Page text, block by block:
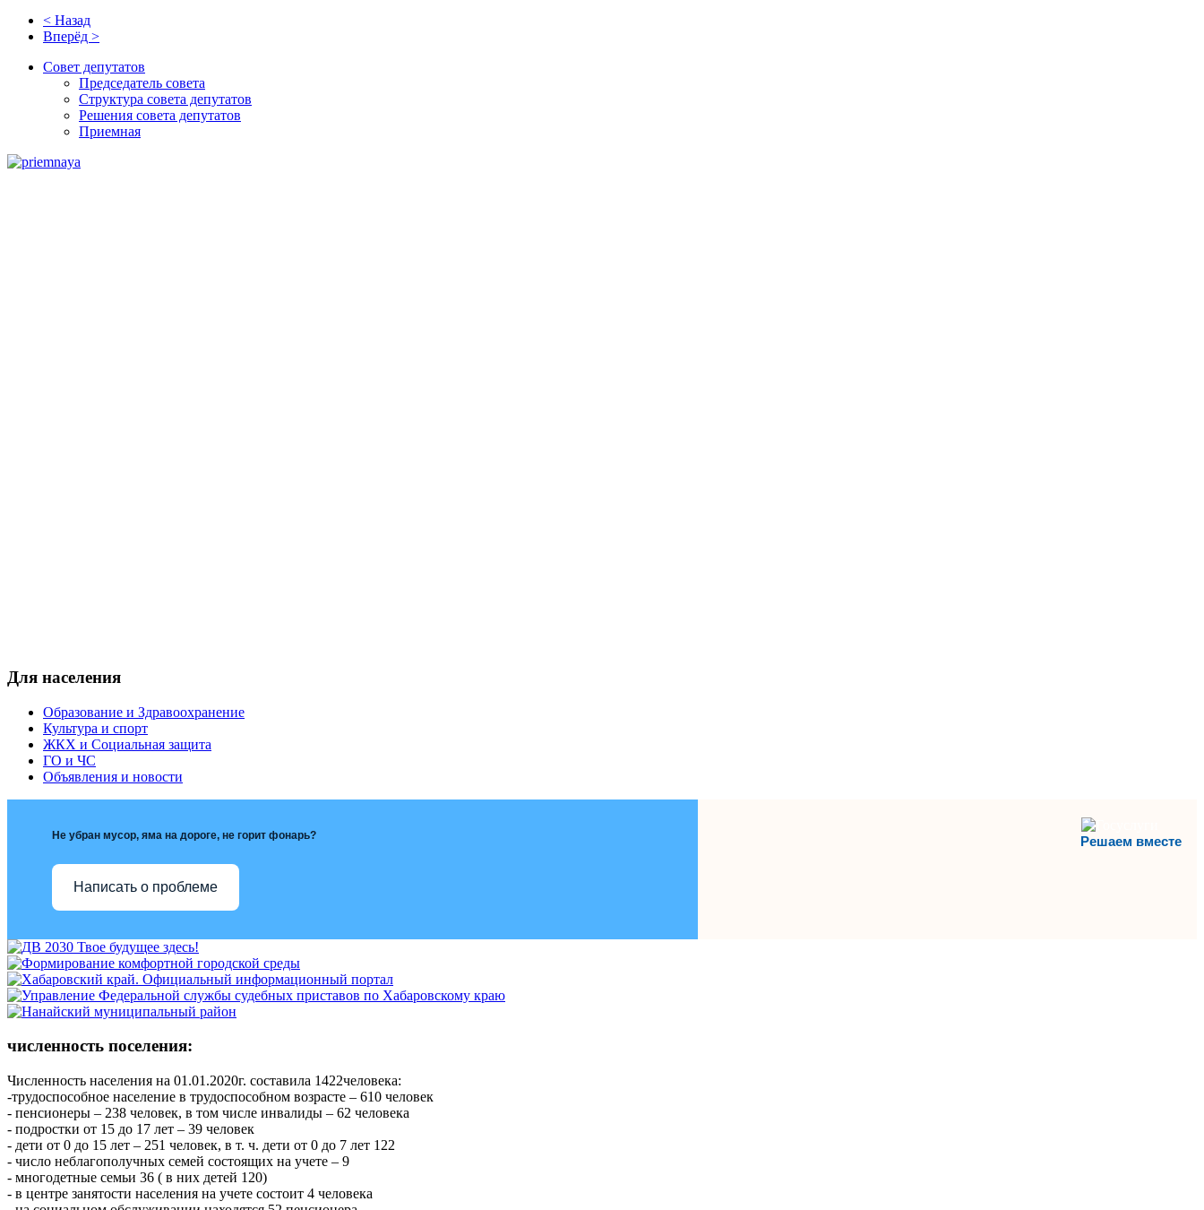
< Назад
Вперёд >
Совет депутатов
Председатель совета
Структура совета депутатов
Решения совета депутатов
Приемная
Для населения
Образование и Здравоохранение
Культура и спорт
ЖКХ и Социальная защита
ГО и ЧС
Объявления и новости
Решаем вместе
Не убран мусор, яма на дороге, не горит фонарь?
Написать о проблеме
численность поселения:
Численность населения на 01.01.2020г. составила 1422человека:
-трудоспособное население в трудоспособном возрасте – 610 человек
- пенсионеры – 238 человек, в том числе инвалиды – 62 человека
- подростки от 15 до 17 лет – 39 человек
- дети от 0 до 15 лет – 251 человек, в т. ч. дети от 0 до 7 лет 122
- число неблагополучных семей состоящих на учете – 9
- многодетные семьи 36 ( в них детей 120)
- в центре занятости населения на учете состоит 4 человека